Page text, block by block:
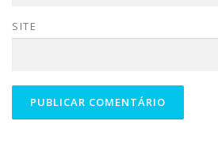
SITE